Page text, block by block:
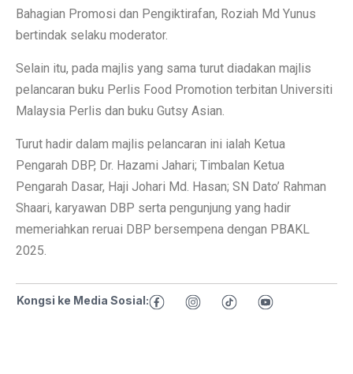
Bahagian Promosi dan Pengiktirafan, Roziah Md Yunus
bertindak selaku moderator.
Selain itu, pada majlis yang sama turut diadakan majlis
pelancaran buku Perlis Food Promotion terbitan Universiti
Malaysia Perlis dan buku Gutsy Asian.
Turut hadir dalam majlis pelancaran ini ialah Ketua
Pengarah DBP, Dr. Hazami Jahari; Timbalan Ketua
Pengarah Dasar, Haji Johari Md. Hasan; SN Dato’ Rahman
Shaari, karyawan DBP serta pengunjung yang hadir
memeriahkan reruai DBP bersempena dengan PBAKL
2025.
Kongsi ke Media Sosial: